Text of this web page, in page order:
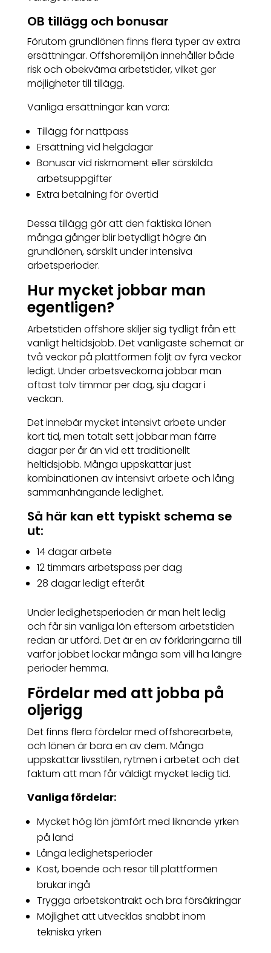
OB tillägg och bonusar
Förutom grundlönen finns flera typer av extra
ersättningar. Offshoremiljön innehåller både
risk och obekväma arbetstider, vilket ger
möjligheter till tillägg.
Vanliga ersättningar kan vara:
Tillägg för nattpass
Ersättning vid helgdagar
Bonusar vid riskmoment eller särskilda
arbetsuppgifter
Extra betalning för övertid
Dessa tillägg gör att den faktiska lönen
många gånger blir betydligt högre än
grundlönen, särskilt under intensiva
arbetsperioder.
Hur mycket jobbar man
egentligen?
Arbetstiden offshore skiljer sig tydligt från ett
vanligt heltidsjobb. Det vanligaste schemat är
två veckor på plattformen följt av fyra veckor
ledigt. Under arbetsveckorna jobbar man
oftast tolv timmar per dag, sju dagar i
veckan.
Det innebär mycket intensivt arbete under
kort tid, men totalt sett jobbar man färre
dagar per år än vid ett traditionellt
heltidsjobb. Många uppskattar just
kombinationen av intensivt arbete och lång
sammanhängande ledighet.
Så här kan ett typiskt schema se
ut:
14 dagar arbete
12 timmars arbetspass per dag
28 dagar ledigt efteråt
Under ledighetsperioden är man helt ledig
och får sin vanliga lön eftersom arbetstiden
redan är utförd. Det är en av förklaringarna till
varför jobbet lockar många som vill ha längre
perioder hemma.
Fördelar med att jobba på
oljerigg
Det finns flera fördelar med offshorearbete,
och lönen är bara en av dem. Många
uppskattar livsstilen, rytmen i arbetet och det
faktum att man får väldigt mycket ledig tid.
Vanliga fördelar:
Mycket hög lön jämfört med liknande yrken
på land
Långa ledighetsperioder
Kost, boende och resor till plattformen
brukar ingå
Trygga arbetskontrakt och bra försäkringar
Möjlighet att utvecklas snabbt inom
tekniska yrken